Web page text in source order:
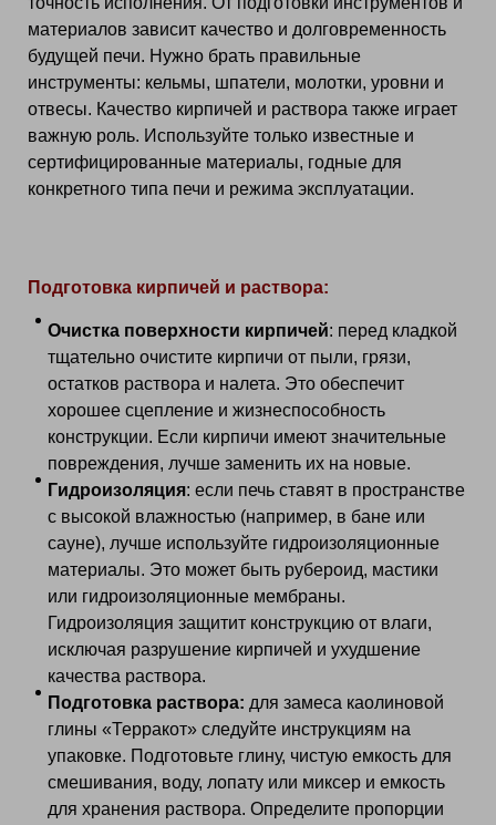
материалов зависит качество и долговременность
будущей печи. Нужно брать правильные
инструменты: кельмы, шпатели, молотки, уровни и
отвесы. Качество кирпичей и раствора также играет
важную роль. Используйте только известные и
сертифицированные материалы, годные для
конкретного типа печи и режима эксплуатации.
Подготовка кирпичей и раствора:
Очистка поверхности кирпичей: перед кладкой
тщательно очистите кирпичи от пыли, грязи,
остатков раствора и налета. Это обеспечит
хорошее сцепление и жизнеспособность
конструкции. Если кирпичи имеют значительные
повреждения, лучше заменить их на новые.
Гидроизоляция: если печь ставят в пространстве
с высокой влажностью (например, в бане или
сауне), лучше используйте гидроизоляционные
материалы. Это может быть рубероид, мастики
или гидроизоляционные мембраны.
Гидроизоляция защитит конструкцию от влаги,
исключая разрушение кирпичей и ухудшение
качества раствора.
Подготовка раствора: для замеса каолиновой
глины «Терракот» следуйте инструкциям на
упаковке. Подготовьте глину, чистую емкость для
смешивания, воду, лопату или миксер и емкость
для хранения раствора. Определите пропорции